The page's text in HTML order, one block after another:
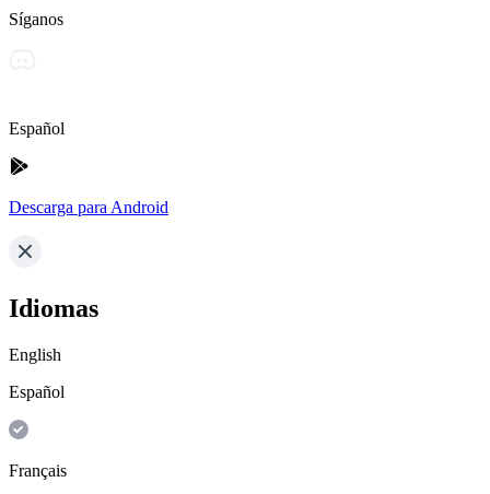
Síganos
Español
Descarga para Android
Idiomas
English
Español
Français